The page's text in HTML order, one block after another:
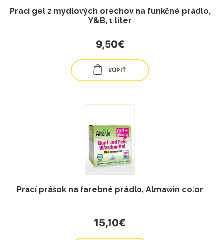
Prací gel z mydlových orechov na funkčné prádlo,
Y&B, 1 liter
9,50€
KÚPIŤ
Prací prášok na farebné prádlo, Almawin color
15,10€